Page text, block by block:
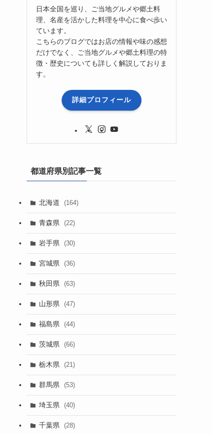
日本全国を巡り、ご当地グルメや郷土料
理、名産を活かした料理を中心に食べ歩い
ています。
こちらのブログではお店の情報や味の感想
だけでなく、ご当地グルメや郷土料理の特
徴・歴史についても詳しく解説しておりま
す。
詳細プロフィール
都道府県別記事一覧
北海道 (164)
青森県 (22)
岩手県 (30)
宮城県 (36)
秋田県 (63)
山形県 (47)
福島県 (44)
茨城県 (66)
栃木県 (21)
群馬県 (53)
埼玉県 (40)
千葉県 (28)